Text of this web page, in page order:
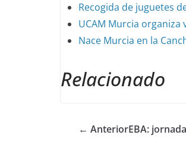
Recogida de juguetes
UCAM Murcia organiza
Nace Murcia en la
Relacionado
← AnteriorEBA: